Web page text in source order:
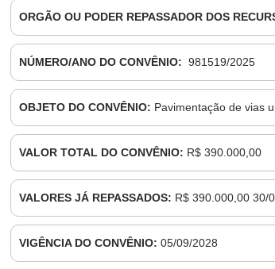
ORGÃO OU PODER REPASSADOR DOS
NÚMERO/ANO DO CONVÊNIO: 981519/2025
OBJETO DO CONVÊNIO: Pavimentação de vias
VALOR TOTAL DO CONVÊNIO: R$ 390.000,00
VALORES JÁ REPASSADOS: R$ 390.000,00 30/
VIGÊNCIA DO CONVÊNIO: 05/09/2028